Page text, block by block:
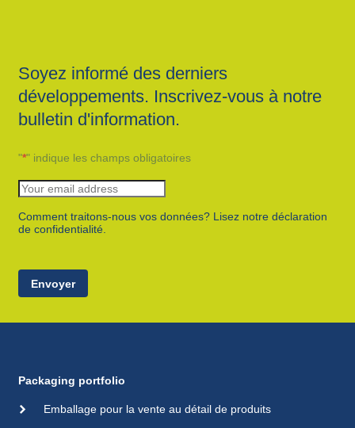
Soyez informé des derniers
développements. Inscrivez-vous à notre
bulletin d'information.
"*" indique les champs obligatoires
Comment traitons-nous vos données? Lisez notre déclaration
de confidentialité.
Envoyer
Packaging portfolio
Emballage pour la vente au détail de produits